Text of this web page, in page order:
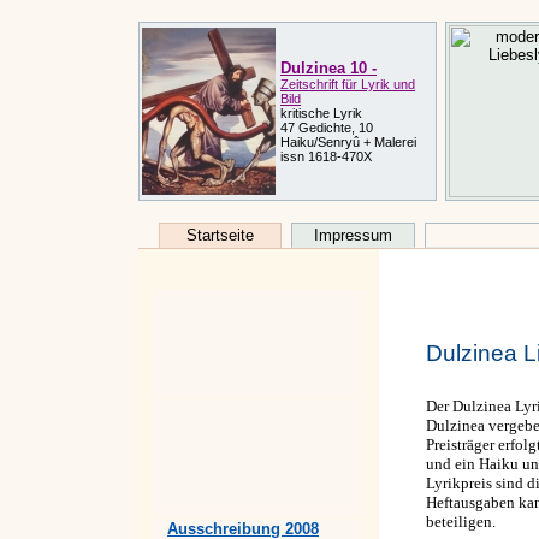
Dulzinea 10 -
Zeitschrift für Lyrik und
Bild
kritische Lyrik
47 Gedichte, 10
Haiku/Senryû + Malerei
issn 1618-470X
Startseite Impressum
Ausschreibung 2008
Dulzinea
Der Dulzinea
Dulzinea
Preisträger
und ein Haiku
Lyrikpreis sind
Heftausgaben
beteiligen.